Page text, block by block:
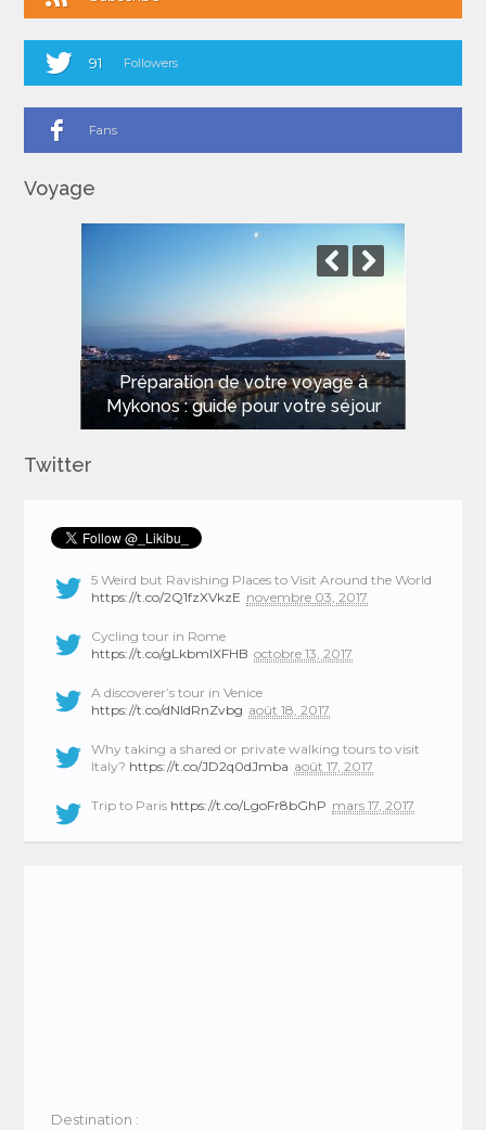
91 Followers
Fans
Voyage
Préparation de votre voyage à
Mykonos : guide pour votre séjour
Les meilleures plages de Sardaigne
pour des vacances de rêve
Twitter
5 Weird but Ravishing Places to Visit Around the World
https://t.co/2Q1fzXVkzE novembre 03, 2017
Cycling tour in Rome
https://t.co/gLkbmlXFHB octobre 13, 2017
A discoverer’s tour in Venice
https://t.co/dNIdRnZvbg août 18, 2017
Why taking a shared or private walking tours to visit
Italy? https://t.co/JD2q0dJmba août 17, 2017
Trip to Paris https://t.co/LgoFr8bGhP mars 17, 2017
Destination :